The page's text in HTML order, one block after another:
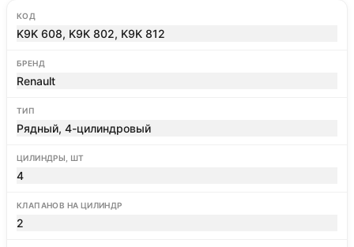
КОД
K9K 608, K9K 802, K9K 812
БРЕНД
Renault
ТИП
Рядный, 4-цилиндровый
ЦИЛИНДРЫ, ШТ
4
КЛАПАНОВ НА ЦИЛИНДР
2